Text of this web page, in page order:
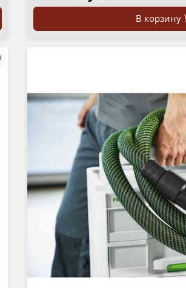
В корзину